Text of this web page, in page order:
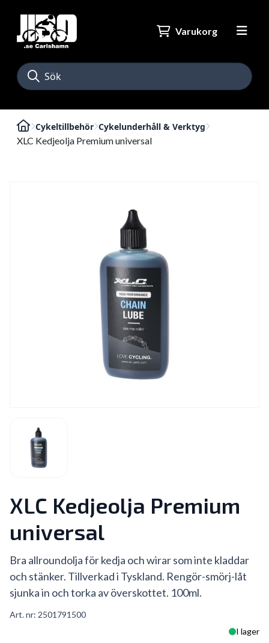
Varukorg
Cykeltillbehör Cykelunderhåll & Verktyg
XLC Kedjeolja Premium universal
XLC Kedjeolja Premium
universal
Bra allroundolja för kedja och wirar som inte kladdar
och stänker. Tillverkad i Tyskland. Rengör-smörj-låt
sjunka in och torka av överskottet. 100ml.
Art. nr: 2501791500
I lager